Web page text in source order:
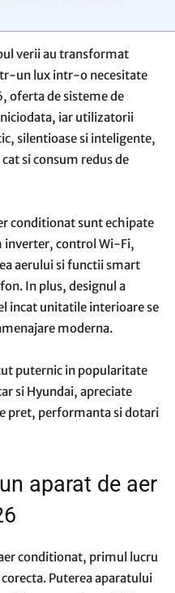
verii au transformat
un lux intr-o necesitate
oferta de sisteme de
iar utilizatorii
silentioase si inteligente,
si consum redus de
conditionat sunt echipate
inverter, control Wi-Fi,
aerului si functii smart
In plus, designul a
incat unitatile interioare se
moderna.
puternic in popularitate
si Hyundai, apreciate
pret, performanta si dotari
aparat de aer
conditionat, primul lucru
Puterea aparatului